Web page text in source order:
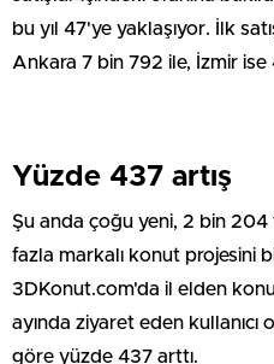
bu yıl 47'ye yaklaşıyor. İlk
Ankara 7 bin 792 ile, İzmir
Yüzde 437 artış
Şu anda çoğu yeni, 2 bin
fazla markalı konut projesini
3DKonut.com'da il elden
ayında ziyaret eden kullanıcı
göre yüzde 437 arttı.